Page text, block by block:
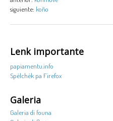
siguiente: koño
Lenk importante
papiamentu.info
Spèlchèk pa Firefox
Galeria
Galeria di founa